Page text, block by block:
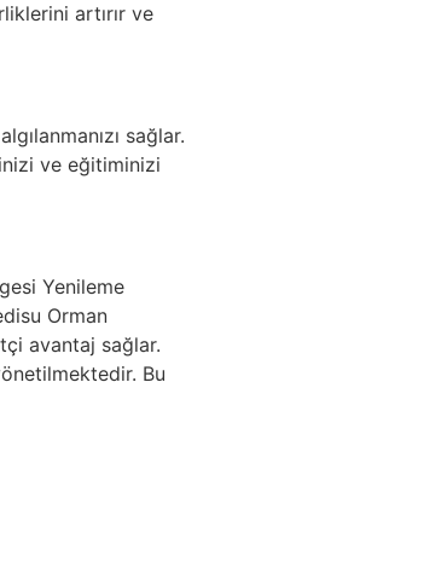
artırır ve
sağlar.
ve eğitiminizi
Yenileme
Orman
avantaj sağlar.
Bu